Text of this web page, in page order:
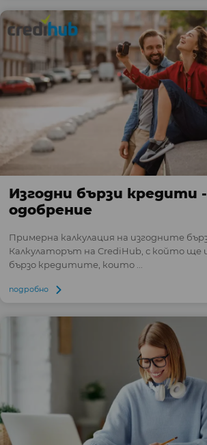
Изгодни бързи кредити
одобрение
Примерна калкулация на изгодните
Калкулаторът на CrediHub, с който ще
бързо кредитите, които ...
подробно